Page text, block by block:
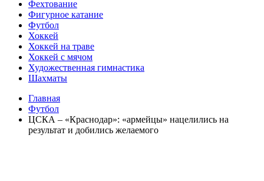
Фехтование
Фигурное катание
Футбол
Хоккей
Хоккей на траве
Хоккей с мячом
Художественная гимнастика
Шахматы
Главная
Футбол
ЦСКА – «Краснодар»: «армейцы» нацелились на
результат и добились желаемого